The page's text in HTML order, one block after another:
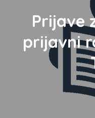
Prijave
prijavni